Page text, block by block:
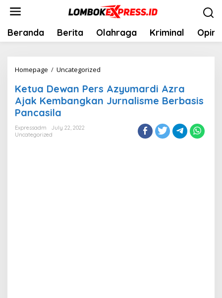
Skip
content
Beranda Berita Olahraga Kriminal Opini
Homepage / Uncategorized
Pers
Azyumardi
Kembangkan
Ketua Dewan Pers Azyumardi Azra
Ajak Kembangkan Jurnalisme Berbasis
Pancasila
Expressadm
July 22, 2022
Uncategorized